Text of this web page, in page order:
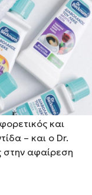
μέσα σε
λεκές.
από μια
ξεφεύγουν την
μπορεί να
του Dr.
σε
και
– και ο Dr.
στην αφαίρεση